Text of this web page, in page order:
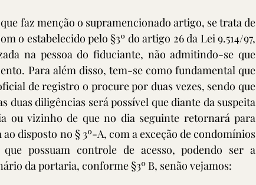
faz menção o supramencionado artigo, se trata de
o estabelecido pelo §3º do artigo 26 da Lei 9.514/97,
na pessoa do fiduciante, não admitindo-se que
Para além disso, tem-se como fundamental que
de registro o procure por duas vezes, sendo que
duas diligências será possível que diante da suspeita
ou vizinho de que no dia seguinte retornará para
disposto no § 3º-A, com a exceção de condomínios
possuam controle de acesso, podendo ser a
da portaria, conforme §3º B, senão vejamos: